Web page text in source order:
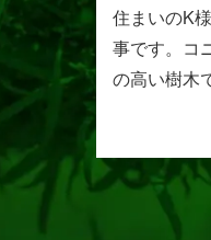
住まいのK
事です。コ
の高い樹木
年数の経
枝葉が･･･